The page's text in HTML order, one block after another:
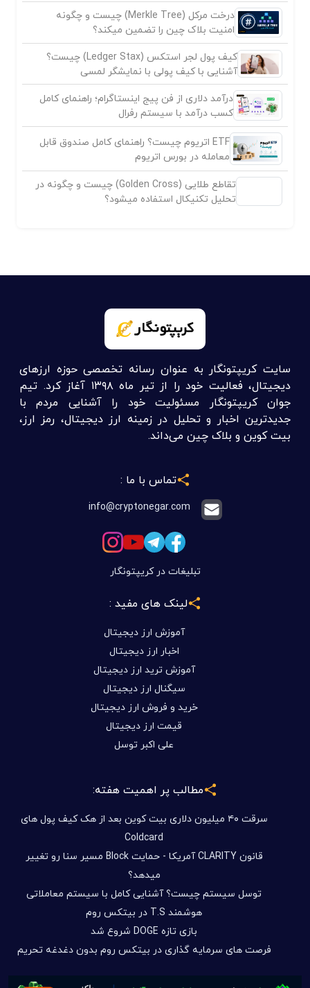
درخت مرکل (Merkle Tree) چیست و چگونه
امنیت بلاک چین را تضمین میکند؟
کیف پول لجر استکس (Ledger Stax) چیست؟
آشنایی با کیف پولی با نمایشگر لمسی
درآمد دلاری از فن پیج اینستاگرام؛ راهنمای کامل
کسب درآمد با سیستم رفرال
ETF اتریوم چیست؟ راهنمای کامل صندوق قابل
معامله در بورس اتریوم
تقاطع طلایی (Golden Cross) چیست و چگونه در
تحلیل تکنیکال استفاده میشود؟
سایت کریپتونگار به عنوان رسانه تخصصی حوزه ارزهای
دیجیتال، فعالیت خود را از تیر ماه ۱۳۹۸ آغاز کرد. تیم
جوان کریپتونگار مسئولیت خود را آشنایی مردم با
جدیدترین اخبار و تحلیل در زمینه ارز دیجیتال، رمز ارز،
بیت کوین و بلاک چین می‌داند.
تماس با ما :
info@cryptonegar.com
تبلیغات در کریپتونگار
لینک های مفید :
آموزش ارز دیجیتال
اخبار ارز دیجیتال
آموزش ترید ارز دیجیتال
سیگنال ارز دیجیتال
خرید و فروش ارز دیجیتال
قیمت ارز دیجیتال
علی اکبر توسل
مطالب پر اهمیت هفته:
سرقت ۴۰ میلیون دلاری بیت کوین بعد از هک کیف پول های
Coldcard
قانون CLARITY آمریکا - حمایت Block مسیر سنا رو تغییر
میدهد؟
توسل سیستم چیست؟ آشنایی کامل با سیستم معاملاتی
هوشمند T.S در بیتکس روم
بازی تازه DOGE شروع شد
فرصت های سرمایه گذاری در بیتکس روم بدون دغدغه تحریم